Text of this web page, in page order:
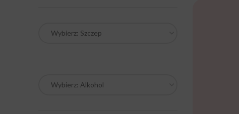
Wybierz: Szczep
Wybierz: Alkohol